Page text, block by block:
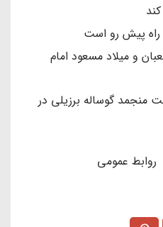
راه پیش رو است
و میلاد مسعود امام
منجمد گوساله برزیلی در
روابط عمومی